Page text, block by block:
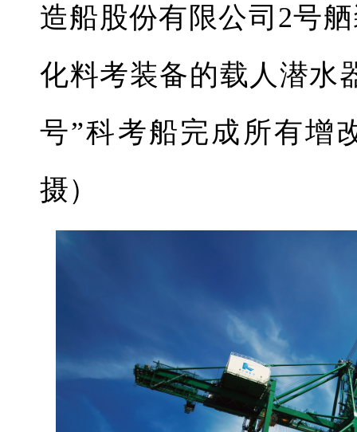
造船股份有限公司2号
化料考装备的载人潜水
号”科考船完成所有增
摄）